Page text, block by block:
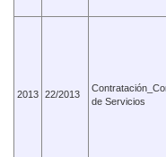
2013 22/2013
de Servicios